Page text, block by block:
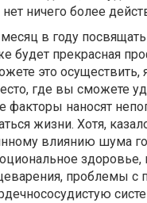
ничего более
в году
будет прекрасная
это осуществить,
где вы сможете
факторы наносят
жизни. Хотя,
влиянию шума
проблемы с